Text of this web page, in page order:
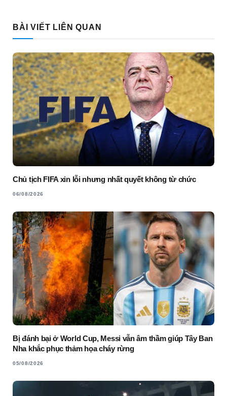
BÀI VIẾT LIÊN QUAN
Chủ tịch FIFA xin lỗi nhưng nhất quyết không từ chức
06/08/2026
Bị đánh bại ở World Cup, Messi vẫn âm thầm giúp Tây Ban
Nha khắc phục thảm họa cháy rừng
05/08/2026